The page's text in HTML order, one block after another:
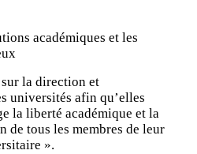
académiques et les
la direction et
universités afin qu’elles
la liberté académique et la
de tous les membres de leur
».